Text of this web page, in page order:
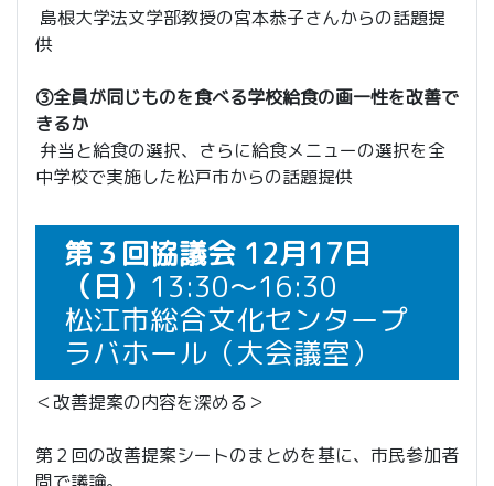
島根大学法文学部教授の宮本恭子さんからの話題提
供
③全員が同じものを食べる学校給食の画一性を改善で
きるか
弁当と給食の選択、さらに給食メニューの選択を全
中学校で実施した松戸市からの話題提供
第３回協議会 12月17日
（日） 13:30～16:30
松江市総合文化センタープ
ラバホール（大会議室）
＜改善提案の内容を深める＞
第２回の改善提案シートのまとめを基に、市民参加者